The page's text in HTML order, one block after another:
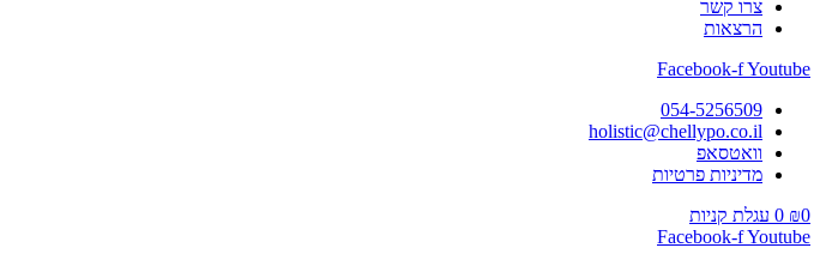
צרו קשר
הרצאות
Facebook-fYoutube
054-5256509
holistic@chellypo.co.il
וואטסאפ
מדיניות פרטיות
₪0
0 עגלת קניות
Facebook-fYoutube